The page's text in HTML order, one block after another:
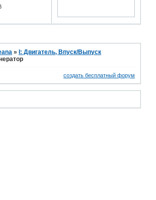
» I: Двигатель, Впуск/Выпуск
создать бесплатный форум